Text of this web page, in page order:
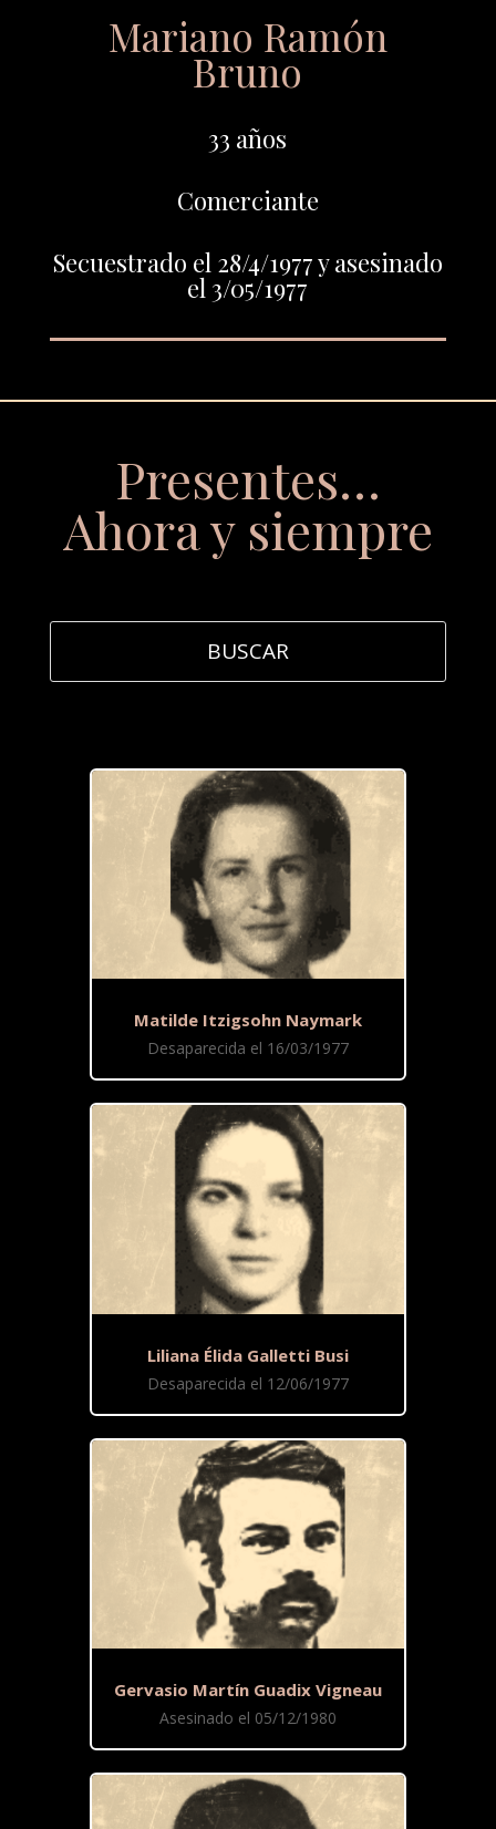
Mariano Ramón
Bruno
33 años
Comerciante
Secuestrado el 28/4/1977 y asesinado
el 3/05/1977
Presentes…
Ahora y siempre
Matilde Itzigsohn Naymark
Desaparecida el 16/03/1977
Liliana Élida Galletti Busi
Desaparecida el 12/06/1977
Gervasio Martín Guadix Vigneau
Asesinado el 05/12/1980